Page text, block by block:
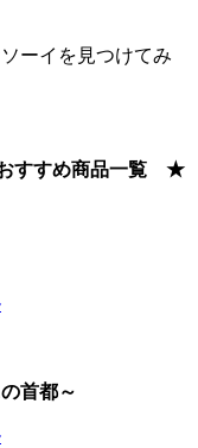
ーイを見つけてみ
すすめ商品一覧 ★
首都～